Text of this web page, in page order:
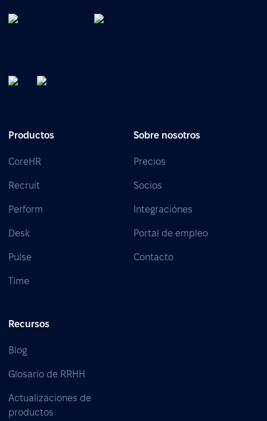
Productos
CoreHR
Recruit
Perform
Desk
Pulse
Time
Sobre nosotros
Precios
Socios
Integraciónes
Portal de empleo
Contacto
Recursos
Blog
Glosario de RRHH
Actualizaciones de
productos